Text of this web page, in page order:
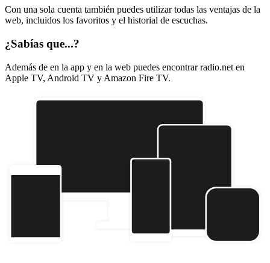
Con una sola cuenta también puedes utilizar todas las ventajas de la
web, incluidos los favoritos y el historial de escuchas.
¿Sabías que...?
Además de en la app y en la web puedes encontrar radio.net en
Apple TV, Android TV y Amazon Fire TV.